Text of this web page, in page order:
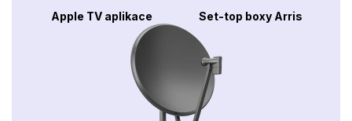
Apple TV aplikace Set-top boxy Arris